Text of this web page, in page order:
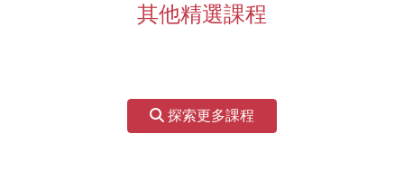
其他精選課程
探索更多課程